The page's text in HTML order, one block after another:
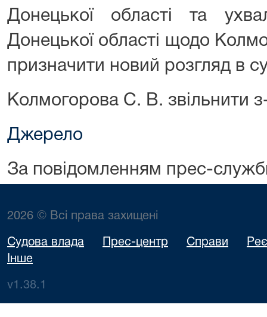
Донецької області та
Донецької області щодо
призначити новий розгляд в
Колмогорова С. В. звільнити
Джерело
За повідомленням прес-
2026 © Всі права захищені
Судова влада Прес-центр Справи
Інше
v1.38.1